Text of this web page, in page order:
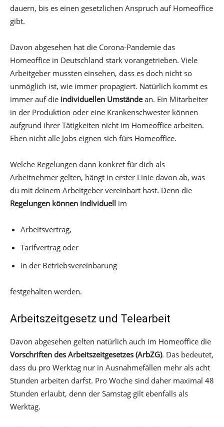
dauern, bis es einen gesetzlichen Anspruch auf Homeoffice
gibt.
Davon abgesehen hat die Corona-Pandemie das
Homeoffice in Deutschland stark vorangetrieben. Viele
Arbeitgeber mussten einsehen, dass es doch nicht so
unmöglich ist, wie immer propagiert. Natürlich kommt es
immer auf die individuellen Umständean. Ein Mitarbeiter
in der Produktion oder eine Krankenschwester können
aufgrund ihrer Tätigkeiten nicht im Homeoffice arbeiten.
Eben nicht alle Jobs eignen sich fürs Homeoffice.
Welche Regelungen dann konkret für dich als
Arbeitnehmer gelten, hängt in erster Linie davon ab, was
du mit deinem Arbeitgeber vereinbart hast. Denn die
Regelungen können individuell im
Arbeitsvertrag,
Tarifvertrag oder
in der Betriebsvereinbarung
festgehalten werden.
Arbeitszeitgesetz und Telearbeit
Davon abgesehen gelten natürlich auch im Homeoffice die
Vorschriften des Arbeitszeitgesetzes (ArbZG). Das bedeutet,
dass du pro Werktag nur in Ausnahmefällen mehr als acht
Stunden arbeiten darfst. Pro Woche sind daher maximal 48
Stunden erlaubt, denn der Samstag gilt ebenfalls als
Werktag.